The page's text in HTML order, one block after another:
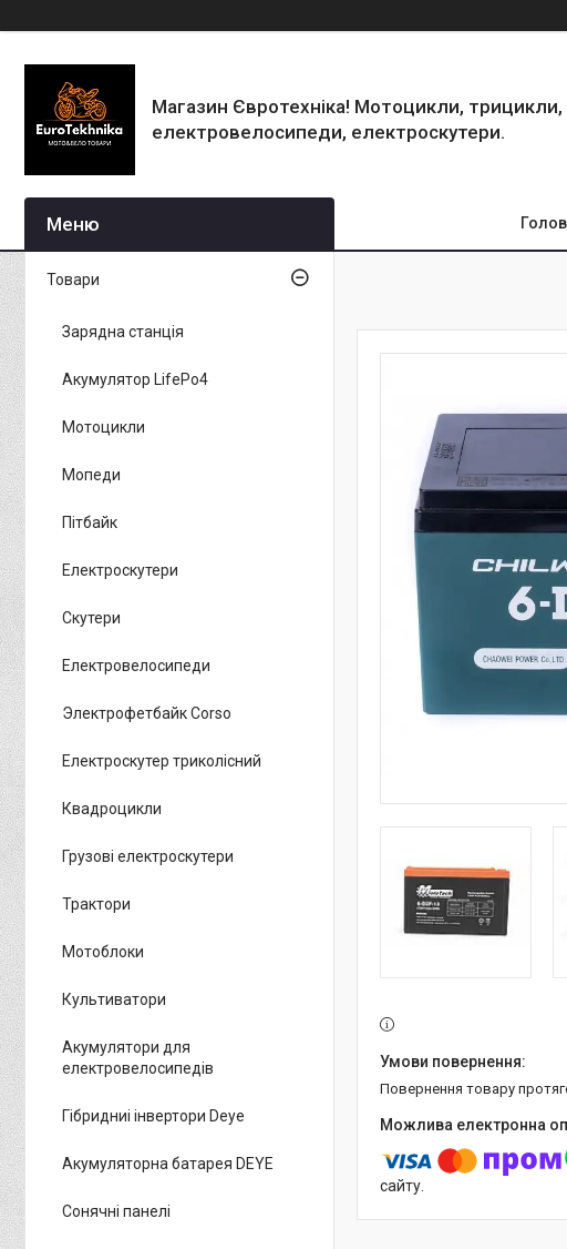
Магазин Євротехніка! Мотоцикли,
електровелосипеди, електроскутери.
повернення товару
сайту.
Товари
Зарядна станція
Акумулятор LifePo4
Мотоцикли
Мопеди
Пітбайк
Електроскутери
Скутери
Електровелосипеди
Электрофетбайк Corso
Електроскутер триколісний
Квадроцикли
Грузові електроскутери
Трактори
Мотоблоки
Культиватори
Акумулятори для
електровелосипедів
Гібридниі інвертори Deye
Акумуляторна батарея DEYE
Сонячні панелі